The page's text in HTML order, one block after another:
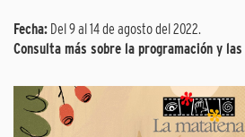
Fecha: Del 9 al 14 de agosto del 2022.
Consulta más sobre la programación y